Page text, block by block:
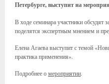
Петербурге, выступит на
В ходе семинара участники обсудят
поделятся экспертным мнением и
Елена Агаева выступит с темой
практика применения».
Подробнее омероприятии.